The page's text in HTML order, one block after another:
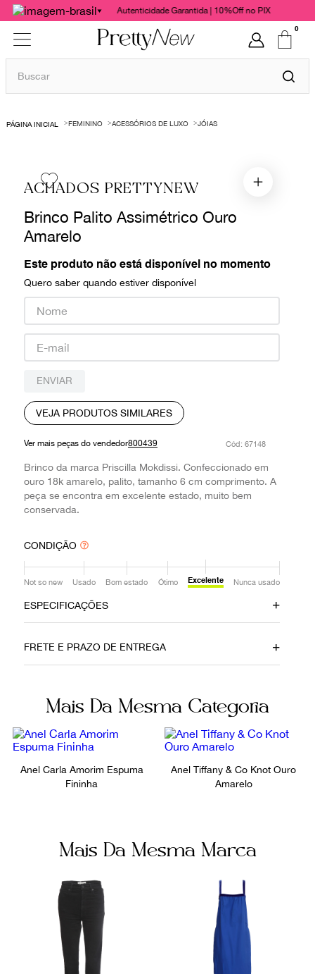
Autenticidade Garantida | 10%Off no PIX
0
Buscar
FEMININO ACESSÓRIOS DE LUXO JÓIAS
ACHADOS PRETTYNEW
Brinco Palito Assimétrico Ouro
Amarelo
Este produto não está disponível no momento
Quero saber quando estiver disponível
ENVIAR
VEJA PRODUTOS SIMILARES
Ver mais peças do vendedor800439 : 67148
Brinco da marca Priscilla Mokdissi. Confeccionado em
ouro 18k amarelo, palito, tamanho 6 cm comprimento. A
peça se encontra em excelente estado, muito bem
conservada.
CONDIÇÃO
Not so new Usado Bom estado Ótimo Excelente Nunca usado
ESPECIFICAÇÕES
04042022 Ouro
Dourado Encaixe
Itens Inclusos Fornecedor
Ocasião
FRETE E PRAZO DE ENTREGA
Mais Da Mesma Categoria
Anel Carla Amorim Espuma
Fininha
Anel Tiffany & Co Knot Ouro
Amarelo
Mais Da Mesma Marca
1º
bolsas
chanel
gucci
paula raia
burberry
prada
louis vuitton